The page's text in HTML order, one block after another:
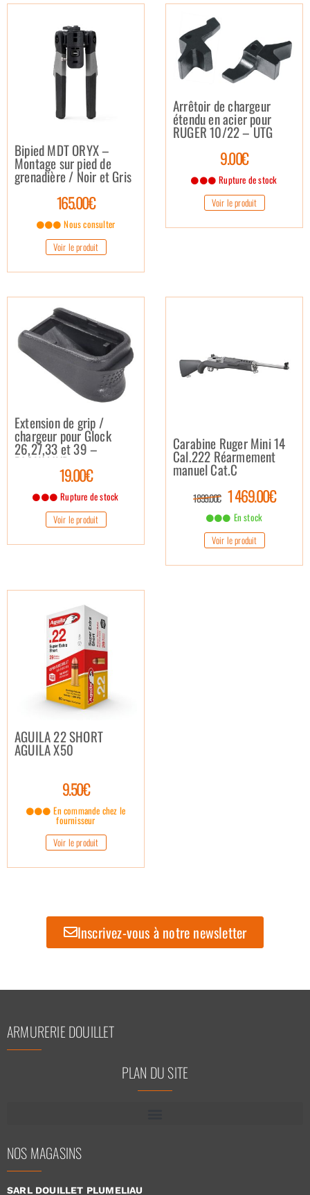
Bipied MDT ORYX –
Montage sur pied de
grenadière / Noir et Gris
165.00€
Nous consulter
Voir le produit
Arrêtoir de chargeur
étendu en acier pour
RUGER 10/22 – UTG
9.00€
Rupture de stock
Voir le produit
Extension de grip /
chargeur pour Glock
26,27,33 et 39 –
PACHMAYR
19.00€
Rupture de stock
Voir le produit
Carabine Ruger Mini 14
Cal.222 Réarmement
manuel Cat.C
1 899.00€ 1 469.00€
En stock
Voir le produit
AGUILA 22 SHORT
AGUILA X50
9.50€
En commande chez le
fournisseur
Voir le produit
Inscrivez-vous à notre newsletter
ARMURERIE DOUILLET
PLAN DU SITE
NOS MAGASINS
SARL DOUILLET PLUMELIAU